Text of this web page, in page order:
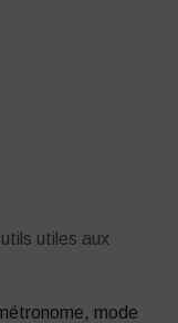
utiles aux
mode